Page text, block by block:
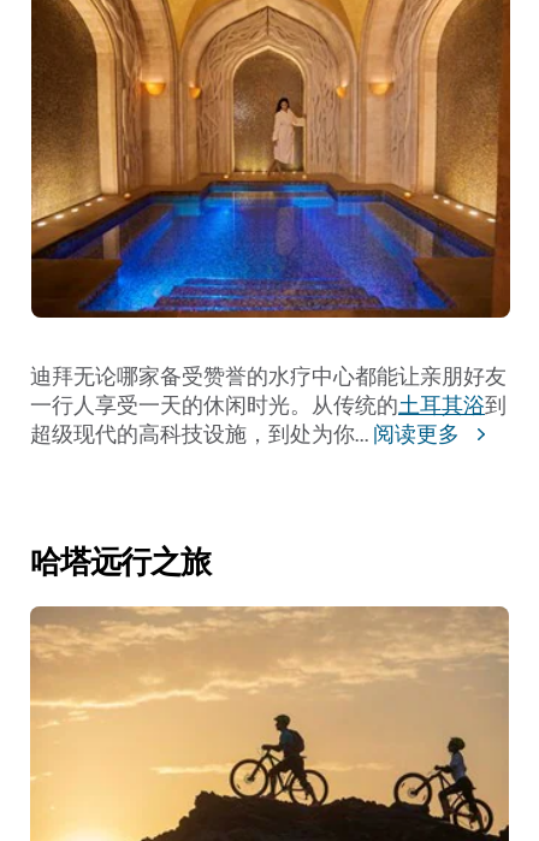
迪拜无论哪家备受赞誉的水疗中心都能让亲朋好友
一行人享受一天的休闲时光。从传统的土耳其浴到
超级现代的高科技设施，到处为你...阅读更多
哈塔远行之旅